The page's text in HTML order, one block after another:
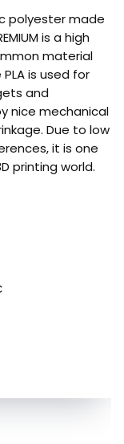
polyester made
is a high
material
is used for
and
nice mechanical
Due to low
it is one
printing world.